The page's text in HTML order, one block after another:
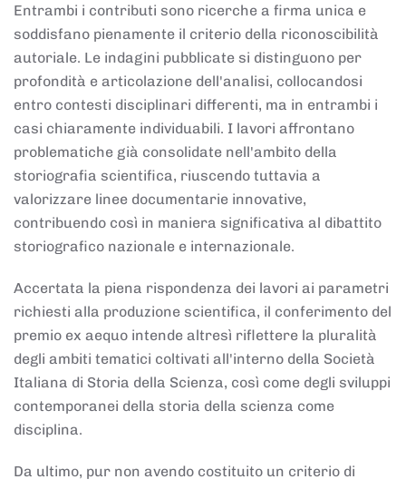
Entrambi i contributi sono ricerche a firma unica e
soddisfano pienamente il criterio della riconoscibilità
autoriale. Le indagini pubblicate si distinguono per
profondità e articolazione dell'analisi, collocandosi
entro contesti disciplinari differenti, ma in entrambi i
casi chiaramente individuabili. I lavori affrontano
problematiche già consolidate nell'ambito della
storiografia scientifica, riuscendo tuttavia a
valorizzare linee documentarie innovative,
contribuendo così in maniera significativa al dibattito
storiografico nazionale e internazionale.
Accertata la piena rispondenza dei lavori ai parametri
richiesti alla produzione scientifica, il conferimento del
premio ex aequo intende altresì riflettere la pluralità
degli ambiti tematici coltivati all'interno della Società
Italiana di Storia della Scienza, così come degli sviluppi
contemporanei della storia della scienza come
disciplina.
Da ultimo, pur non avendo costituito un criterio di